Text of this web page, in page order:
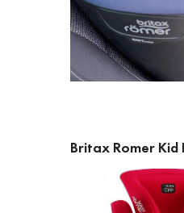
Britax Romer Kid II